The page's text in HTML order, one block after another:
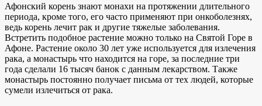
Афонский корень знают монахи на протяжении длительного
периода, кроме того, его часто применяют при онкоболезнях,
ведь корень лечит рак и другие тяжелые заболевания.
Встретить подобное растение можно только на Святой Горе в
Афоне. Растение около 30 лет уже используется для излечения
рака, а монастырь что находится на горе, за последние три
года сделали 16 тысяч банок с данным лекарством. Также
монастырь постоянно получает письма от тех людей, которые
сумели излечиться от рака.